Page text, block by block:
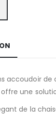
accoudoir
une
de la